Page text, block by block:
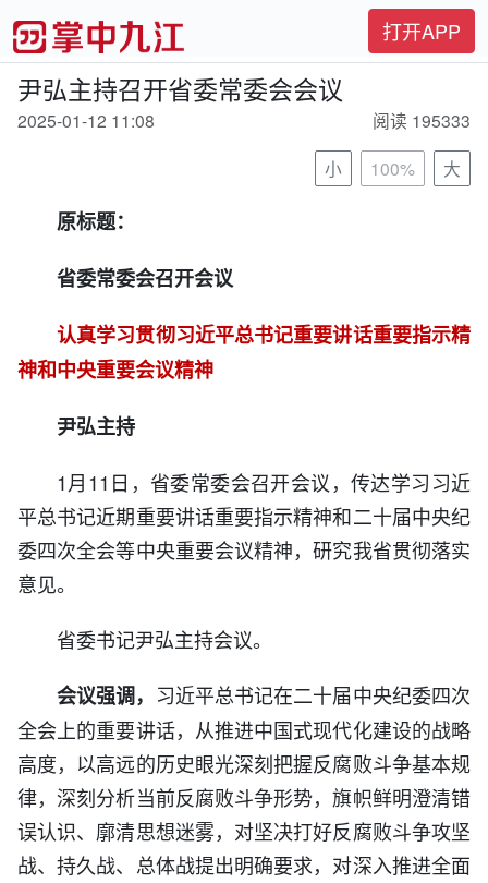
打开APP
尹弘主持召开省委常委会会议
2025-01-12 11:08
阅读 195333
小
100% 大
原标题：
省委常委会召开会议
认真学习贯彻习近平总书记重要讲话重要指示精
神和中央重要会议精神
尹弘主持
1月11日，省委常委会召开会议，传达学习习近
平总书记近期重要讲话重要指示精神和二十届中央纪
委四次全会等中央重要会议精神，研究我省贯彻落实
意见。
省委书记尹弘主持会议。
会议强调， 习近平总书记在二十届中央纪委四次
全会上的重要讲话，从推进中国式现代化建设的战略
高度，以高远的历史眼光深刻把握反腐败斗争基本规
律，深刻分析当前反腐败斗争形势，旗帜鲜明澄清错
误认识、廓清思想迷雾，对坚决打好反腐败斗争攻坚
战、持久战、总体战提出明确要求，对深入推进全面